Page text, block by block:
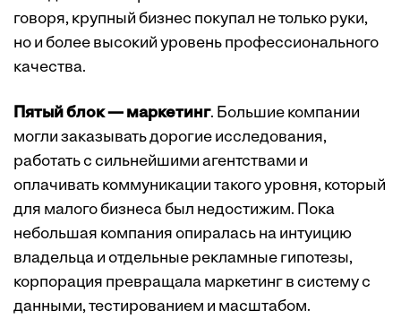
говоря, крупный бизнес покупал не только руки,
но и более высокий уровень профессионального
качества.
Пятый блок — маркетинг. Большие компании
могли заказывать дорогие исследования,
работать с сильнейшими агентствами и
оплачивать коммуникации такого уровня, который
для малого бизнеса был недостижим. Пока
небольшая компания опиралась на интуицию
владельца и отдельные рекламные гипотезы,
корпорация превращала маркетинг в систему с
данными, тестированием и масштабом.